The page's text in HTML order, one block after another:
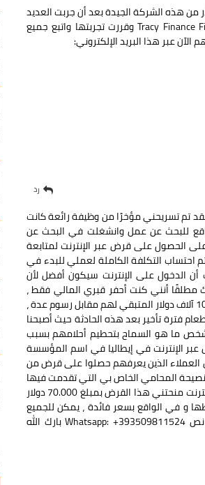
سعيد جدًا الآن لأنني حصلت اليوم على قرضي بقيمة 80،000 دولار من هذه الشركة الجيدة بعد أن جربت العديد
من الشركات الأخرى ، ولكن دون جدوى هنا ، رأيت إعلانات من شركة Tracy Finance Firm وقررت تجربتها واتبع جميع
عبر هذا البريد الإلكتروني:
تم تسريحني مؤخرًا من وظيفة رائعة كانت
للبحث عن عمل وانشغلت في البحث عن
الحصول على قرض عبر الإنترنت لمتابعة
10000 دولار متبقي من مدخراتي وتم احتساب التكلفة الكاملة لعملي للبدء في
لبدء هذا ، واعتقدت أن الدخول على الإنترنت سيكون أفضل لأن
أو أقل ، لكنني لم أدرك مطلقًا أنني كنت أحفر قبري المالي فقط ،
منخفض ، وها قد تعرضت لغسيل دماغ ، وخداع ، وحتى أنني ملزمة بإرسال كل ما عندي من 10 آلاف دولار المتبقي لهم مقابل رسوم عدة ،
فترة تأخير بعد هذه الحادثة حيث أصبحنا
ما هو السماح بتحطيم أحلامهم بسبب
الإنترنت في إيطاليا في اسم المؤسسة
للقرض لأنها تقدم حاليًا قروضًا الآن دون أي خوف أو مشاكل لمجرد أن حوالي 2 من العملاء الذين يعرفهم حصلوا على قرض من
المحامي الخاص بي التي تقدمت فيها
بطلب 70.000 دولار ولكن الله أظهر وجهه بالفعل لأن هذا أرسل الله وكالة القروض عبر الإنترنت منحتني هذا القرض بمبلغ 70.000 دولار
و في الواقع بسعر فائدة ، يمكن للجميع
التحدث إليهم باستخدام هذا البريد الإلكتروني: Unicreditbranchitaly@accountant.com نص Whatsapp: +393509811524 بارك الله
رد